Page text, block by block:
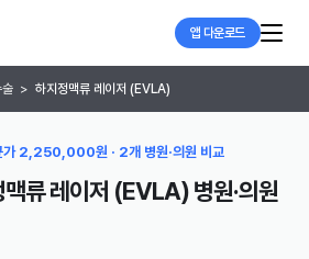
앱 다운로드
술 > 하지정맥류 레이저 (EVLA)
2,250,000원 · 2개 병원·의원 비교
류 레이저 (EVLA) 병원·의원